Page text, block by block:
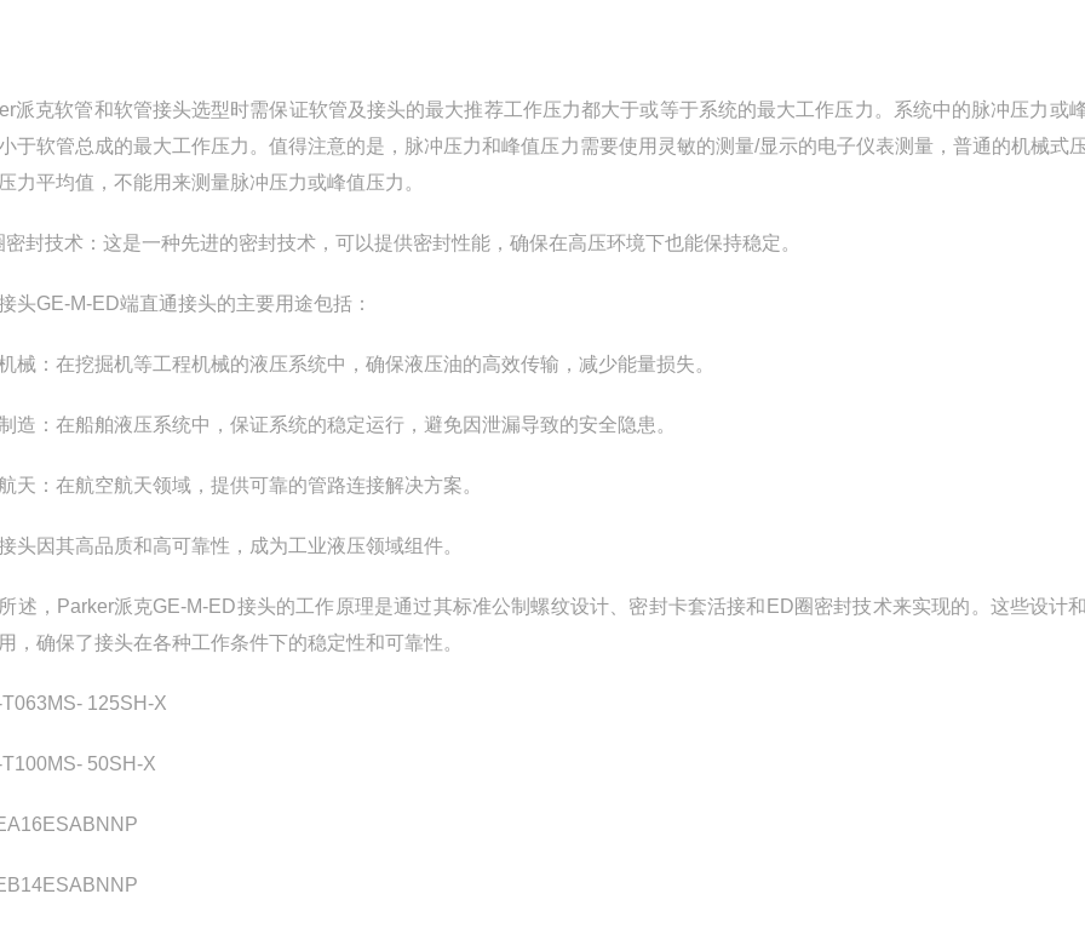
派克软管和软管接头选型时需保证软管及接头的最大推荐工作压力都大于或等于系统的最大工作压力。系统中的脉冲压力或
于软管总成的最大工作压力。值得注意的是，脉冲压力和峰值压力需要使用灵敏的测量/显示的电子仪表测量，普通的机械式
力平均值，不能用来测量脉冲压力或峰值压力。
密封技术：这是一种先进的密封技术，可以提供密封性能，确保在高压环境下也能保持稳定。
头GE-M-ED端直通接头的主要用途包括：
械：在挖掘机等工程机械的液压系统中，确保液压油的高效传输，减少能量损失。
造：在船舶液压系统中，保证系统的稳定运行，避免因泄漏导致的安全隐患。
天：在航空航天领域，提供可靠的管路连接解决方案。
头因其高品质和高可靠性，成为工业液压领域组件。
述，Parker派克GE-M-ED接头的工作原理是通过其标准公制螺纹设计、密封卡套活接和ED圈密封技术来实现的。这些设计
，确保了接头在各种工作条件下的稳定性和可靠性。
125SH-X
50SH-X